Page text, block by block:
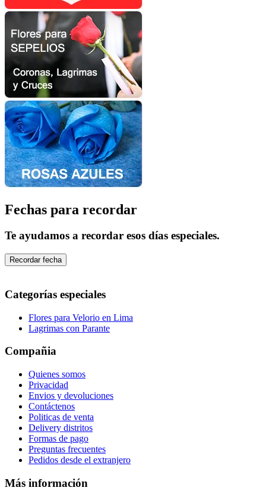
Fechas para recordar
Te ayudamos a recordar esos días especiales.
Recordar fecha
Categorías especiales
Flores para Velorio en Lima
Lagrimas con Parante
Compañia
Quienes somos
Privacidad
Envios y devoluciones
Contáctenos
Politicas de venta
Delivery distritos
Formas de pago
Preguntas frecuentes
Pedidos desde el extranjero
Más información